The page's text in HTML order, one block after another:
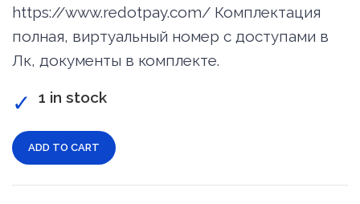
https://www.redotpay.com/ Комплектация
полная, виртуальный номер с доступами в
Лк, документы в комплекте.
1 in stock
ADD TO CART